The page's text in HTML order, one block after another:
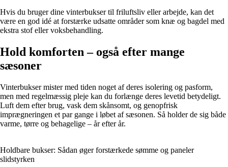
Hvis du bruger dine vinterbukser til friluftsliv eller arbejde, kan det
være en god idé at forstærke udsatte områder som knæ og bagdel med
ekstra stof eller voksbehandling.
Hold komforten – også efter mange
sæsoner
Vinterbukser mister med tiden noget af deres isolering og pasform,
men med regelmæssig pleje kan du forlænge deres levetid betydeligt.
Luft dem efter brug, vask dem skånsomt, og genopfrisk
imprægneringen et par gange i løbet af sæsonen. Så holder de sig både
varme, tørre og behagelige – år efter år.
Holdbare bukser: Sådan øger forstærkede sømme og paneler
slidstyrken